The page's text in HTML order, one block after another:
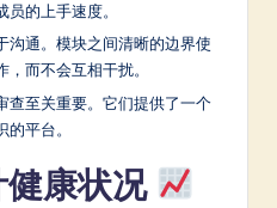
的上手速度。
沟通。模块之间清晰的边界使
而不会互相干扰。
查至关重要。它们提供了一个
平台。
康状况